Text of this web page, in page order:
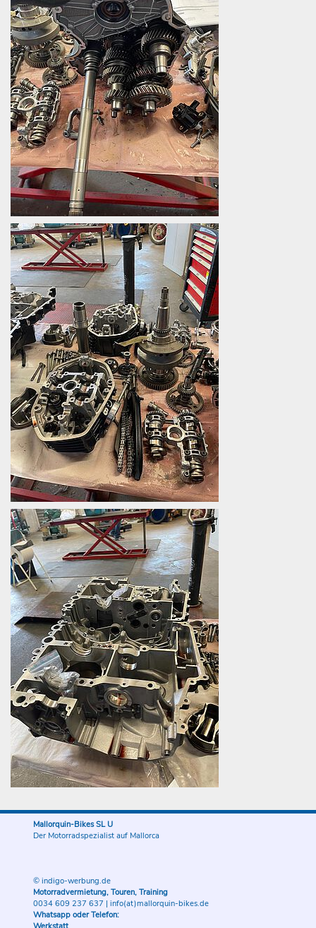
Mallorquin-Bikes SL U
Der Motorradspezialist auf Mallorca
© indigo-werbung.de
Motorradvermietung, Touren, Training
0034 609 237 637 | info(at)mallorquin-bikes.de
Whatsapp oder Telefon: